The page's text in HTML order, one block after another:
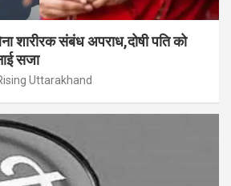
शारीरक संबंध अपराध,दोषी पति को
सजा
Uttarakhand